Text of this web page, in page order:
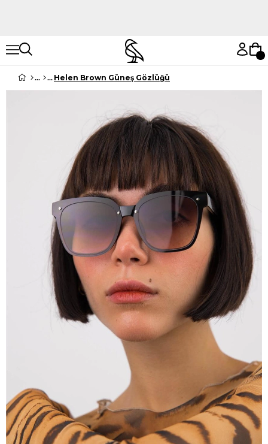
Helen Brown Güneş Gözlüğü